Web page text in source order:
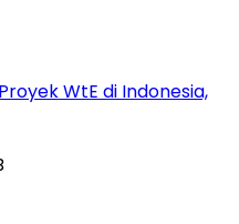
WtE di Indonesia,